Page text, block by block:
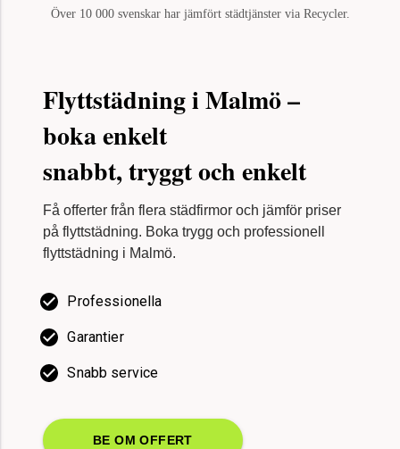
Över 10 000 svenskar har jämfört städtjänster via Recycler.
Flyttstädning i Malmö –
boka enkelt
snabbt, tryggt och enkelt
Få offerter från flera städfirmor och jämför priser
på flyttstädning. Boka trygg och professionell
flyttstädning i Malmö.
Professionella
Garantier
Snabb service
BE OM OFFERT